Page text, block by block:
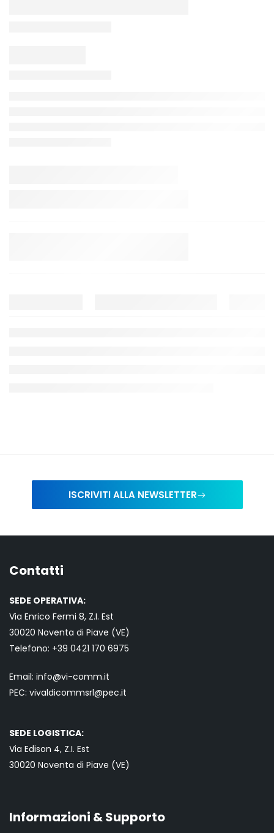
ISCRIVITI ALLA NEWSLETTER
Contatti
SEDE OPERATIVA:
Via Enrico Fermi 8, Z.I. Est
30020 Noventa di Piave (VE)
Telefono: +39 0421 170 6975
Email: info@vi-comm.it
PEC: vivaldicommsrl@pec.it
SEDE LOGISTICA:
Via Edison 4, Z.I. Est
30020 Noventa di Piave (VE)
Informazioni & Supporto